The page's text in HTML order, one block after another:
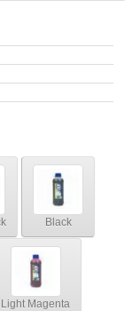
Black
Light Magenta